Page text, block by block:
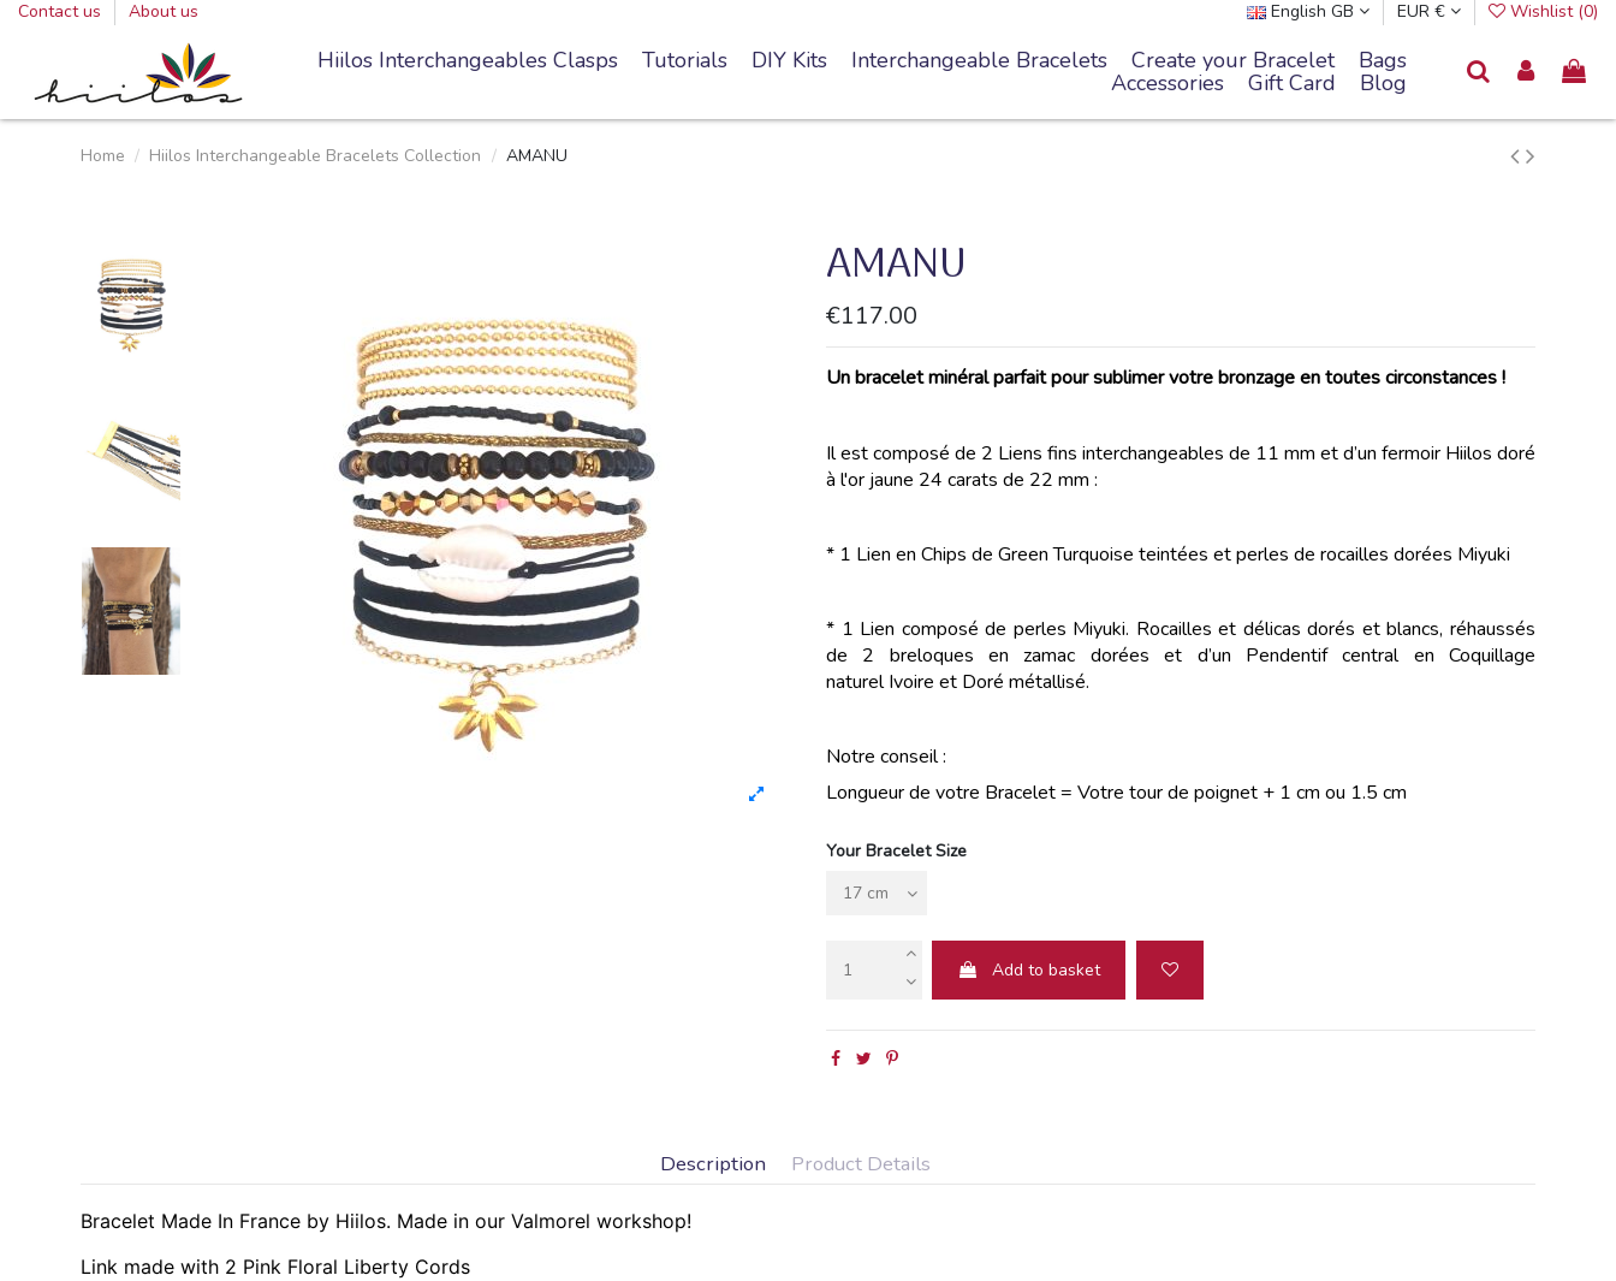
Contact us About us English GB EUR € Wishlist (0)
Hiilos Interchangeables Clasps Tutorials DIY Kits Interchangeable Bracelets Create your Bracelet Bags
Accessories Gift Card Blog
Home Hiilos Interchangeable Bracelets Collection AMANU
AMANU
€117.00
Un bracelet minéral parfait pour sublimer votre bronzage en toutes circonstances !
Il est composé de 2 Liens fins interchangeables de 11 mm et d’un fermoir Hiilos doré
à l'or jaune 24 carats de 22 mm :
* 1 Lien en Chips de Green Turquoise teintées et perles de rocailles dorées Miyuki
* 1 Lien composé de perles Miyuki. Rocailles et délicas dorés et blancs, réhaussés
de 2 breloques en zamac dorées et d’un Pendentif central en Coquillage
naturel Ivoire et Doré métallisé.
Notre conseil :
Longueur de votre Bracelet = Votre tour de poignet + 1 cm ou 1.5 cm
Your Bracelet Size
Add to basket
Description Product Details
Bracelet Made In France by Hiilos. Made in our Valmorel workshop!
Link made with 2 Pink Floral Liberty Cords